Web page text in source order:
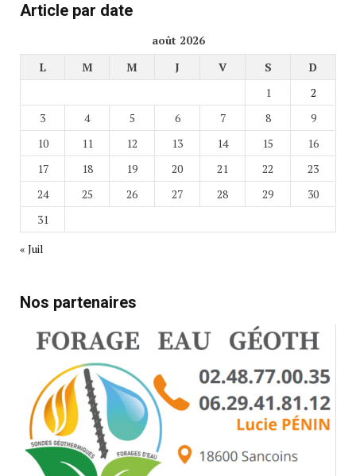
Article par date
août 2026
L
M M J V S
D
1
2
3
4 5 6 7 8
9
10
11 12 13 14 15
16
17
18 19 20 21 22
23
24
25 26 27 28 29
30
31
« Juil
Nos partenaires